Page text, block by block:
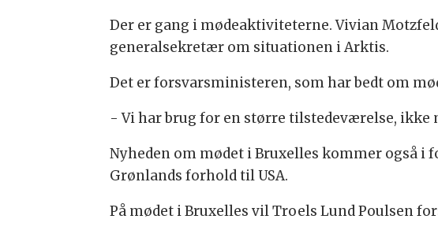
Der er gang i mødeaktiviteterne. Vivian
generalsekretær om situationen i Arktis.
Det er forsvarsministeren, som har bedt om
- Vi har brug for en større tilstedeværelse, ikke
Nyheden om mødet i Bruxelles kommer også
Grønlands forhold til USA.
På mødet i Bruxelles vil Troels Lund Poulsen